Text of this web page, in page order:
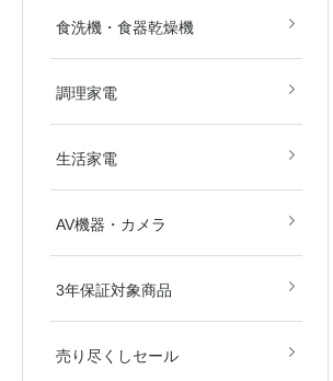
食洗機・食器乾燥機
調理家電
生活家電
AV機器・カメラ
3年保証対象商品
売り尽くしセール